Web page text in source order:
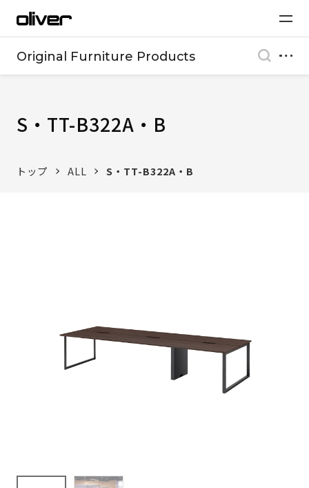
Original Furniture Products
S・TT-B322A・B
トップ ALL S・TT-B322A・B